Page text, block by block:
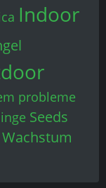
Indoor
probleme
Seeds
Wachstum